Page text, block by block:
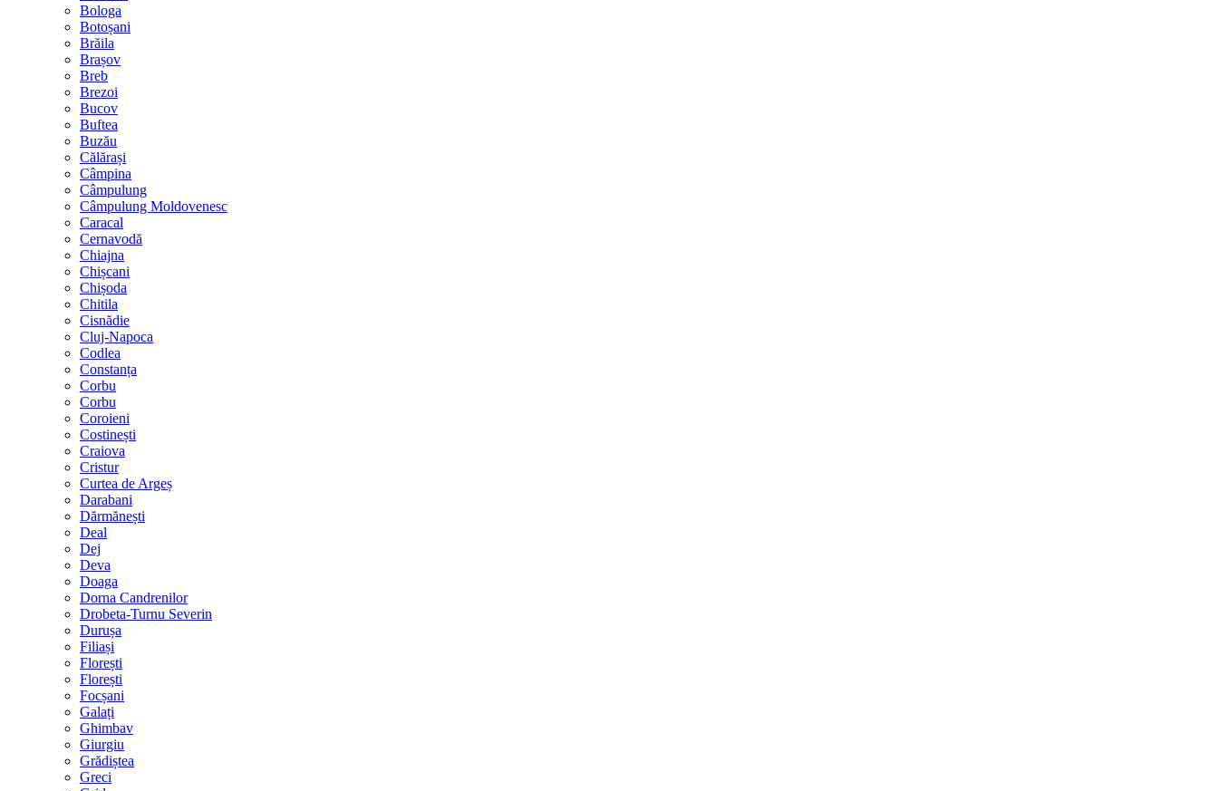
Bologa
Botoșani
Brăila
Brașov
Breb
Brezoi
Bucov
Buftea
Buzău
Călărași
Câmpina
Câmpulung
Câmpulung Moldovenesc
Caracal
Cernavodă
Chiajna
Chișcani
Chișoda
Chitila
Cisnădie
Cluj-Napoca
Codlea
Constanța
Corbu
Corbu
Coroieni
Costinești
Craiova
Cristur
Curtea de Argeș
Darabani
Dărmănești
Deal
Dej
Deva
Doaga
Dorna Candrenilor
Drobeta-Turnu Severin
Durușa
Filiași
Florești
Florești
Focșani
Galați
Ghimbav
Giurgiu
Grădiștea
Greci